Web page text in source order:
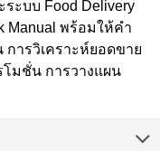
ะบบ Food Delivery
Manual พร้อมให้คำ
ารวิเคราะห์ยอดขาย
มชั่น การวางแผน